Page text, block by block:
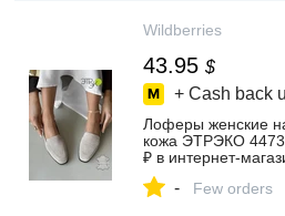
Wildberries
43.95 $
+ Cash back
Лоферы женские
кожа ЭТРЭКО
₽ в
- Few orders